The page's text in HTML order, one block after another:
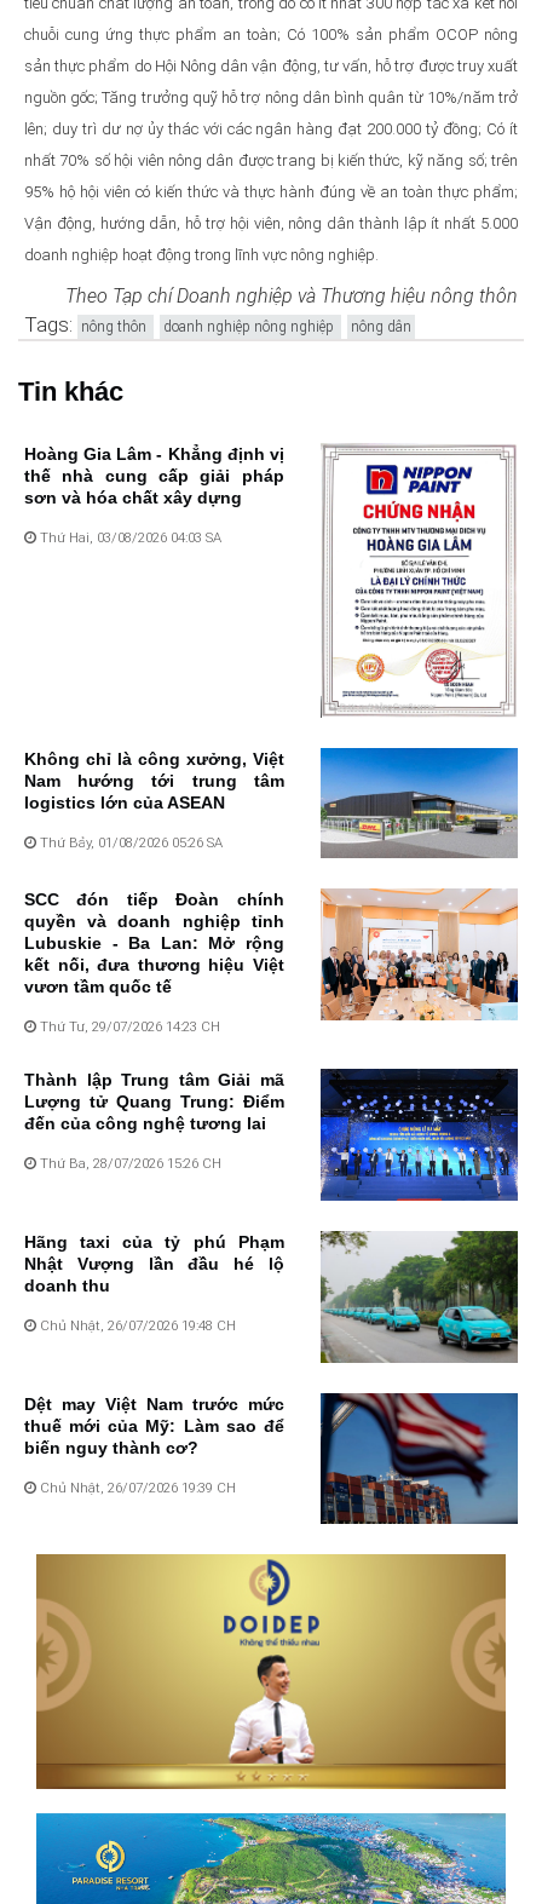
chuỗi cung ứng thực phẩm an toàn; Có 100% sản phẩm OCOP nông
sản thực phẩm do Hội Nông dân vận động, tư vấn, hỗ trợ được truy xuất
nguồn gốc; Tăng trưởng quỹ hỗ trợ nông dân bình quân từ 10%/năm trở
lên; duy trì dư nợ ủy thác với các ngân hàng đạt 200.000 tỷ đồng; Có ít
nhất 70% số hội viên nông dân được trang bị kiến thức, kỹ năng số; trên
95% hộ hội viên có kiến thức và thực hành đúng về an toàn thực phẩm;
Vận động, hướng dẫn, hỗ trợ hội viên, nông dân thành lập ít nhất 5.000
doanh nghiệp hoạt động trong lĩnh vực nông nghiệp.
Theo Tạp chí Doanh nghiệp và Thương hiệu nông thôn
Tags: nông thôn doanh nghiệp nông nghiệp nông dân
Tin khác
Hoàng Gia Lâm - Khẳng định vị
thế nhà cung cấp giải pháp
sơn và hóa chất xây dựng
Thứ Hai, 03/08/2026 04:03 SA
Không chỉ là công xưởng, Việt
Nam hướng tới trung tâm
logistics lớn của ASEAN
Thứ Bảy, 01/08/2026 05:26 SA
SCC đón tiếp Đoàn chính
quyền và doanh nghiệp tỉnh
Lubuskie - Ba Lan: Mở rộng
kết nối, đưa thương hiệu Việt
vươn tầm quốc tế
Thứ Tư, 29/07/2026 14:23 CH
Thành lập Trung tâm Giải mã
Lượng tử Quang Trung: Điểm
đến của công nghệ tương lai
Thứ Ba, 28/07/2026 15:26 CH
Hãng taxi của tỷ phú Phạm
Nhật Vượng lần đầu hé lộ
doanh thu
Chủ Nhật, 26/07/2026 19:48 CH
Dệt may Việt Nam trước mức
thuế mới của Mỹ: Làm sao để
biến nguy thành cơ?
Chủ Nhật, 26/07/2026 19:39 CH